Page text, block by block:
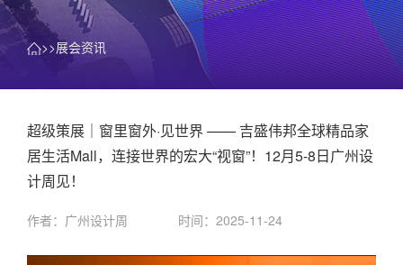
>>展会资讯
超级策展｜窗里窗外·见世界 —— 吉盛伟邦全球精品家
居生活Mall，连接世界的宏大“视窗”！12月5-8日广州设
计周见！ ​
作者：广州设计周 时间：2025-11-24